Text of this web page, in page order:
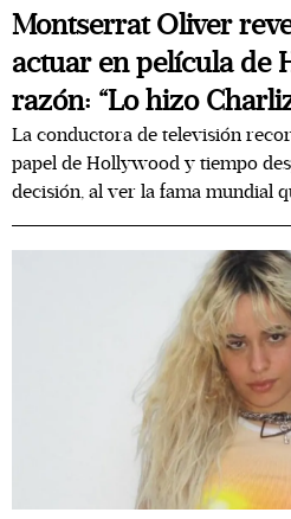
Montserrat Oliver
actuar en película de
razón: “Lo hizo
La conductora de televisión
papel de Hollywood y tiempo
decisión, al ver la fama mundial